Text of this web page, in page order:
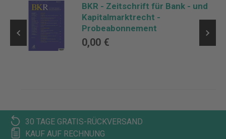
BKR - Zeitschrift für Bank - und
Kapitalmarktrecht -
Probeabonnement
0,00 €
30 TAGE GRATIS-RÜCKVERSAND
KAUF AUF RECHNUNG